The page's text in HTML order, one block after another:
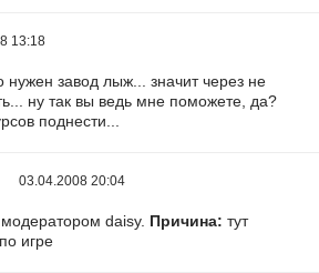
13:18
нужен завод лыж... значит через не
ну так вы ведь мне поможете, да?
поднести...
03.04.2008 20:04
daisy. Причина: тут
игре